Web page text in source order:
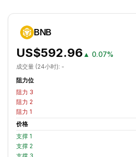
BNB
US$592.96 ▲ 0.07%
成交量 (24小时): -
阻力位
阻力 3
阻力 2
阻力 1
价格
支撑 1
支撑 2